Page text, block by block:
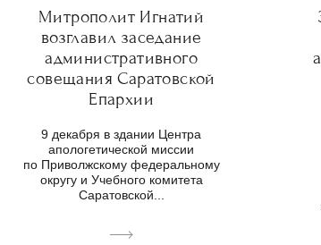
Митрополит Игнатий
возглавил заседание
административного
совещания Саратовской
Епархии
9 декабря в здании Центра
апологетической миссии
по Приволжскому федеральному
округу и Учебного комитета
Саратовской...